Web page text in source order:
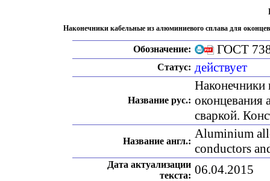
Наконечники кабельные из алюминиевого сплава для
Обозначение: ГОСТ
Статус: действует
Название рус.:
Наконечники
оконцевания
сваркой.
Название англ.:
Aluminium
conductors
Дата актуализации
текста: 06.04.2015